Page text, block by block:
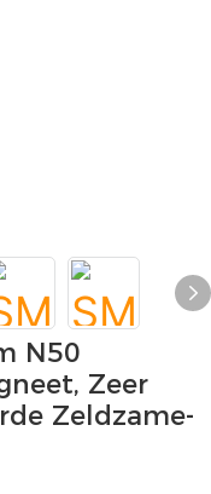
N50
Zeer
Zeldzame-